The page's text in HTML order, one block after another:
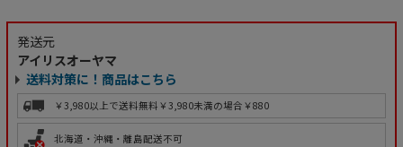
発送元
アイリスオーヤマ
送料対策に！商品はこちら
￥3,980以上で送料無料 ￥3,980未満の場合￥880
北海道・沖縄・離島配送不可